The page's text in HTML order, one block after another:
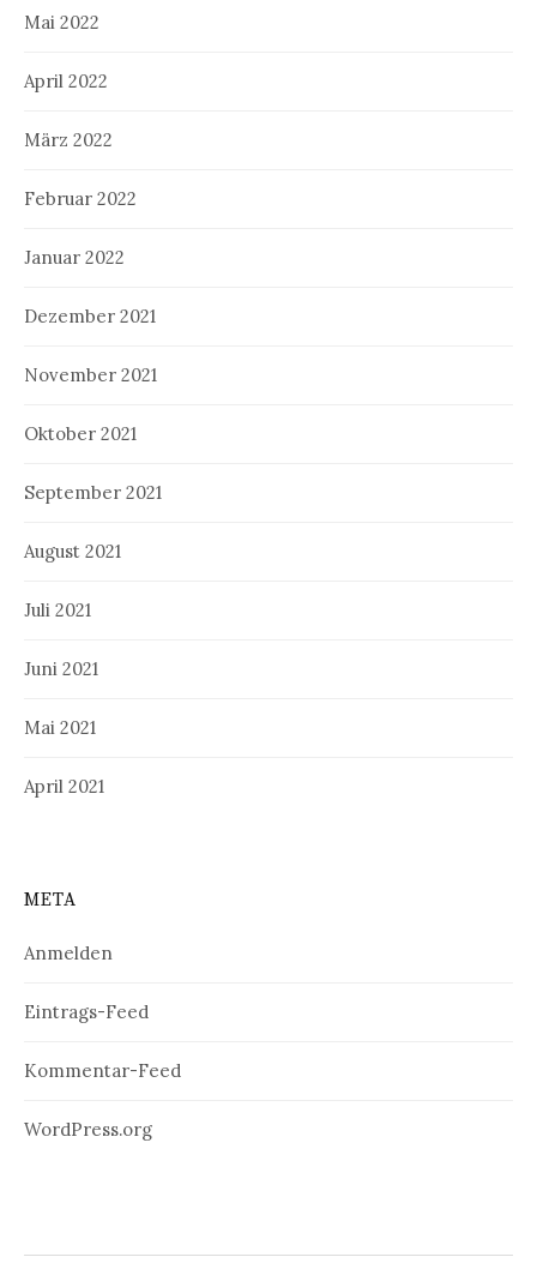
Mai 2022
April 2022
März 2022
Februar 2022
Januar 2022
Dezember 2021
November 2021
Oktober 2021
September 2021
August 2021
Juli 2021
Juni 2021
Mai 2021
April 2021
META
Anmelden
Eintrags-Feed
Kommentar-Feed
WordPress.org